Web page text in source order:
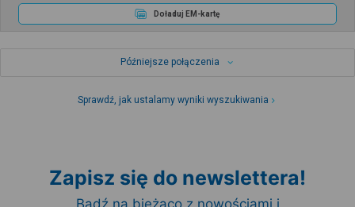
Doładuj EM-kartę
Późniejsze połączenia
Sprawdź, jak ustalamy wyniki wyszukiwania
Zapisz się do newslettera!